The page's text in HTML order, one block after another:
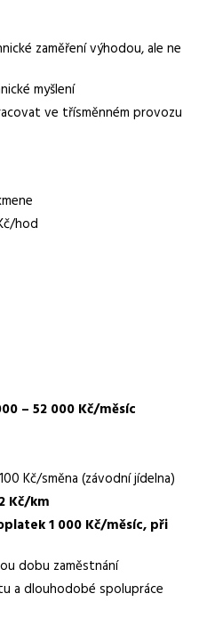
6:00
na dopravu, možnost
zaměření výhodou, ale ne
myšlení
ve třísměnném provozu
hod
– 52 000 Kč/měsíc
Kč/směna (závodní jídelna)
Kč/km
1 000 Kč/měsíc, při
dobu zaměstnání
a dlouhodobé spolupráce